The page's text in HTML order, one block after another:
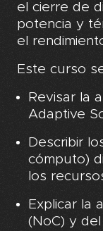
el cierre de
potencia y
el
Este curso
Revisar la
Adaptive
Describir
cómputo)
los
Explicar la
(NoC) y